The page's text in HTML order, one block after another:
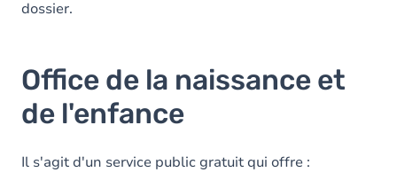
dossier.
Office de la naissance et
de l'enfance
Il s'agit d'un service public gratuit qui offre :